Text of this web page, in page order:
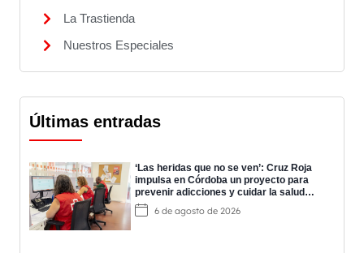
La Trastienda
Nuestros Especiales
Últimas entradas
‘Las heridas que no se ven’: Cruz Roja
impulsa en Córdoba un proyecto para
prevenir adicciones y cuidar la salud
mental
6 de agosto de 2026